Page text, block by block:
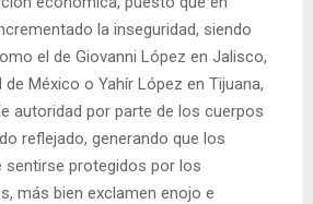
la inseguridad, siendo
el de Giovanni López en Jalisco,
de México o Yahír López en Tijuana,
autoridad por parte de los cuerpos
reflejado, generando que los
sentirse protegidos por los
más bien exclamen enojo e